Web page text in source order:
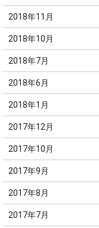
2018年11月
2018年10月
2018年7月
2018年6月
2018年1月
2017年12月
2017年10月
2017年9月
2017年8月
2017年7月